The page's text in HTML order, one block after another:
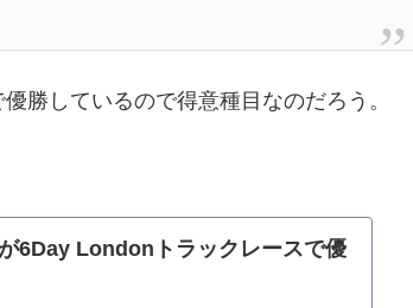
優勝しているので得意種目なのだろう。
6Day Londonトラックレースで優